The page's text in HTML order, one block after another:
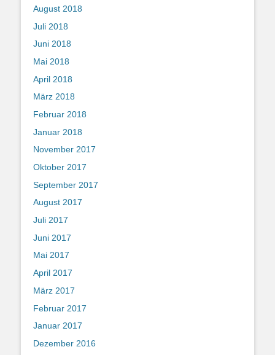
August 2018
Juli 2018
Juni 2018
Mai 2018
April 2018
März 2018
Februar 2018
Januar 2018
November 2017
Oktober 2017
September 2017
August 2017
Juli 2017
Juni 2017
Mai 2017
April 2017
März 2017
Februar 2017
Januar 2017
Dezember 2016